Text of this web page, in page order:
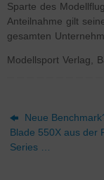
Sparte des
Anteilnahme gilt
gesamten
Modellsport Verlag,
Neue
Blade 550X aus der
Series …